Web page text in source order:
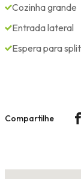
Cozinha grande
Entrada lateral
Espera para split
Compartilhe